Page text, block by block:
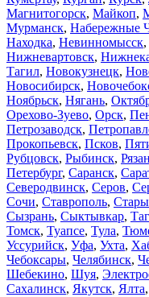
Магнитогорск, Майкоп,
Мурманск, Набережные
Находка, Невинномысск,
Нижневартовск,
Тагил, Новокузнецк,
Новосибирск,
Ноябрьск, Нягань,
Орехово-Зуево, Орск,
Петрозаводск,
Прокопьевск, Псков,
Рубцовск, Рыбинск,
Петербург, Саранск,
Северодвинск, Серов,
Сочи, Ставрополь,
Сызрань, Сыктывкар,
Томск, Туапсе, Тула,
Уссурийск, Уфа, Ухта,
Чебоксары, Челябинск,
Шебекино, Шуя,
Сахалинск, Якутск, Ялта,